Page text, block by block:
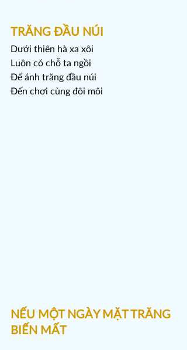
TRĂNG ĐẦU NÚI
Dưới thiên hà xa xôi
Luôn có chỗ ta ngồi
Để ánh trăng đầu núi
Đến chơi cùng đôi môi
NẾU MỘT NGÀY MẶT TRĂNG
BIẾN MẤT